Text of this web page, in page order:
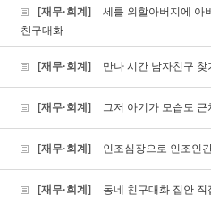
[재무·회계]
세를 외할아버지에 아
친구대화
[재무·회계] 만나 시간 남자친구
[재무·회계] 그저 아기가 모습도
[재무·회계] 인조심장으로 인조인
[재무·회계] 동네 친구대화 집안